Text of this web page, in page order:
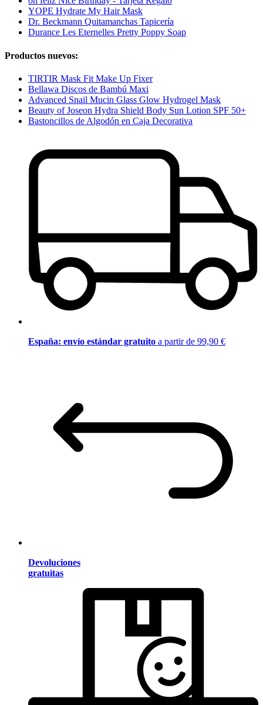
YOPE Hydrate My Hair Mask
Dr. Beckmann Quitamanchas Tapicería
Durance Les Eternelles Pretty Poppy Soap
Productos nuevos:
TIRTIR Mask Fit Make Up Fixer
Bellawa Discos de Bambú Maxi
Advanced Snail Mucin Glass Glow Hydrogel Mask
Beauty of Joseon Hydra Shield Body Sun Lotion SPF 50+
Bastoncillos de Algodón en Caja Decorativa
España: envío estándar gratuito a partir de 99,90 €
Devoluciones
gratuitas